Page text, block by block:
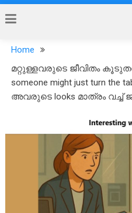
Home
മറ്റുള്ളവരുടെ ജീവിതം
someone might just turn the
അവരുടെ looks മാത്രം